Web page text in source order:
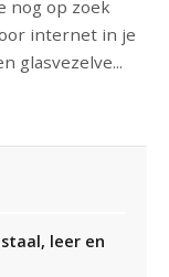
nog op zoek
internet in je
glasvezelve...
staal, leer en